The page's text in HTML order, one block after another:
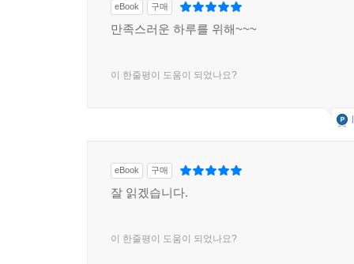
eBook 구매
만족스러운 하루를 위해~~~
이 한줄평이 도움이 되었나요?
eBook 구매
잘 읽겠습니다.
이 한줄평이 도움이 되었나요?